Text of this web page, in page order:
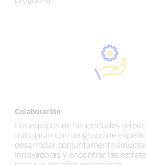
Colaboración
Los equipos de las ciudades
trabajaran con un grupo de
desarrollar conjuntamente
innovadoras y encontrar las